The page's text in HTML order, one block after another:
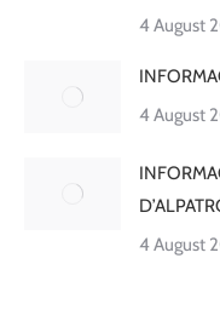
4 August
4 August
4 August